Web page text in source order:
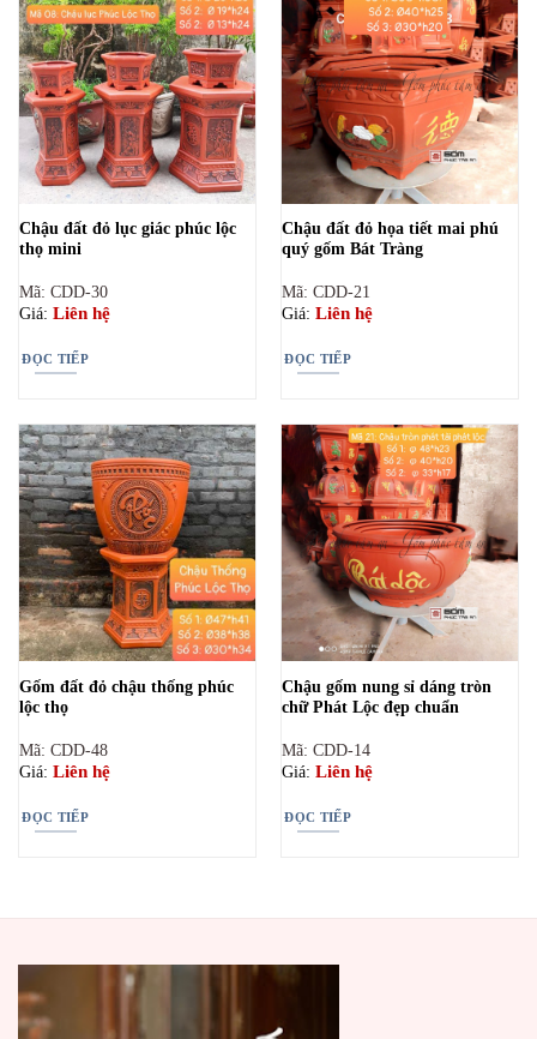
Chậu đất đỏ lục giác phúc lộc
thọ mini
Mã: CDD-30
Giá: Liên hệ
ĐỌC TIẾP
Chậu đất đỏ họa tiết mai phú
quý gốm Bát Tràng
Mã: CDD-21
Giá: Liên hệ
ĐỌC TIẾP
Gốm đất đỏ chậu thống phúc
lộc thọ
Mã: CDD-48
Giá: Liên hệ
ĐỌC TIẾP
Chậu gốm nung sỉ dáng tròn
chữ Phát Lộc đẹp chuẩn
Mã: CDD-14
Giá: Liên hệ
ĐỌC TIẾP